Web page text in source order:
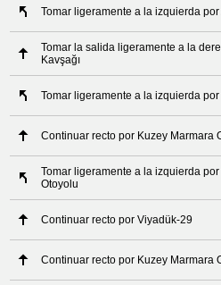
Tomar ligeramente a la izquierda
Tomar la salida ligeramente a la
Kavşağı
Tomar ligeramente a la izquierda por
Continuar recto por Kuzey Marmara
Tomar ligeramente a la izquierda
Otoyolu
Continuar recto por Viyadük-29
Continuar recto por Kuzey Marmara